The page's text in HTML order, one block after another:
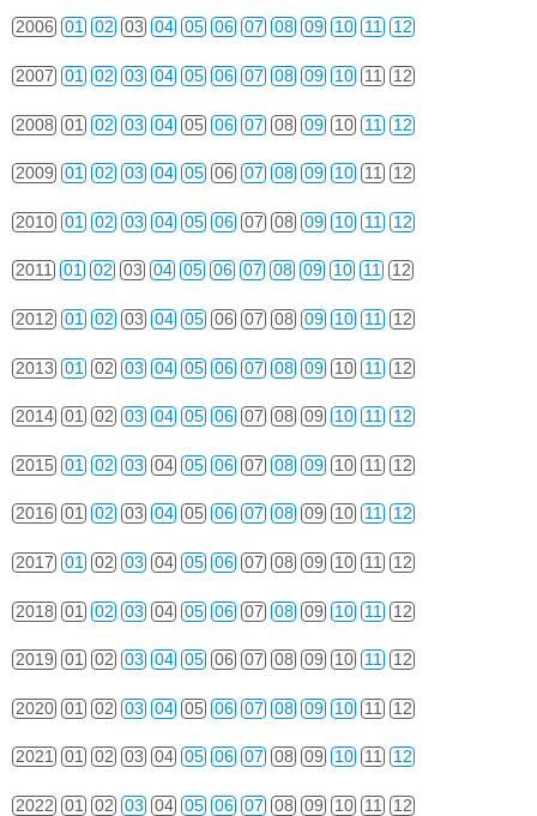
2006 01 02 03 04 05 06 07 08 09 10 11 12
2007 01 02 03 04 05 06 07 08 09 10 11 12
2008 01 02 03 04 05 06 07 08 09 10 11 12
2009 01 02 03 04 05 06 07 08 09 10 11 12
2010 01 02 03 04 05 06 07 08 09 10 11 12
2011 01 02 03 04 05 06 07 08 09 10 11 12
2012 01 02 03 04 05 06 07 08 09 10 11 12
2013 01 02 03 04 05 06 07 08 09 10 11 12
2014 01 02 03 04 05 06 07 08 09 10 11 12
2015 01 02 03 04 05 06 07 08 09 10 11 12
2016 01 02 03 04 05 06 07 08 09 10 11 12
2017 01 02 03 04 05 06 07 08 09 10 11 12
2018 01 02 03 04 05 06 07 08 09 10 11 12
2019 01 02 03 04 05 06 07 08 09 10 11 12
2020 01 02 03 04 05 06 07 08 09 10 11 12
2021 01 02 03 04 05 06 07 08 09 10 11 12
2022 01 02 03 04 05 06 07 08 09 10 11 12